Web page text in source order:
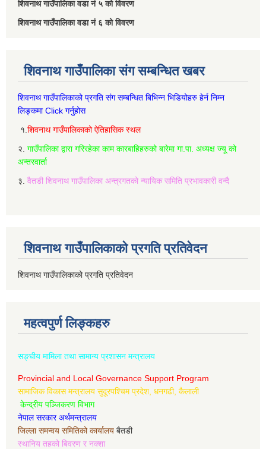
शिवनाथ गाउँपालिका वडा नं‌ ५ को विवरण
शिवनाथ गाउँपालिका वडा नं‌ ६ को विवरण
शिवनाथ गाउँपालिका संग सम्बन्धित खबर
शिवनाथ गाउँपालिकाको प्रगति संग सम्बन्धित बिभिन्‍न भिडियोहरु हेर्न निम्‍न
लिङ्कमा Click गर्नुहोस
१. शिवनाथ गाउँपालिकाको ऐतिहासिक स्थल
२. गाउँपालिका द्वारा गरिरहेका काम कारबाहिहरुको बारेमा गा.पा. अध्यक्ष ज्यू को
अन्तरवार्ता
३. वैतडी शिवनाथ गाउँपालिका अन्त्रगतको न्यायिक समिति प्रभावकारी वन्दै
शिवनाथ गाउँपालिकाको प्रगति प्रतिवेदन
शिवनाथ गाउँपालिकाको प्रगति प्रतिवेदन
महत्वपुर्ण लिङ्कहरु
सङ्घीय मामिला तथा सामान्य प्रशासन मन्त्रालय
Provincial and Local Governance Support Program
सामाजिक विकास मन्त्रालय सुदूरपश्चिम प्रदेश, धनगढी, कैलाली
केन्द्रीय पञ्जिकरण विभाग
नेपाल सरकार अर्थमन्त्रालय
जिल्ला समन्वय समितिको कार्यालय बैतडी
स्थानिय तहको बिवरण र नक्शा